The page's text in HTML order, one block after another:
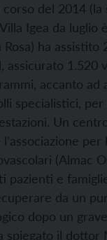
del 2014 (la
Igea da luglio
ha assistito
assicurato 1.520
accanto ad
specialistici,
Un
per
(Almac
pazienti e
da un
dopo un
spiegato il dottor